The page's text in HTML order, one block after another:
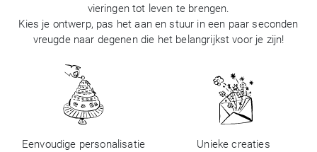
vieringen tot leven te brengen.
Kies je ontwerp, pas het aan en stuur in een paar seconden
vreugde naar degenen die het belangrijkst voor je zijn!
Eenvoudige personalisatie Unieke creaties